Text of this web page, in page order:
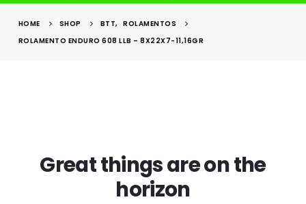
HOME SHOP BTT,
ROLAMENTOS
ROLAMENTO ENDURO 608 LLB – 8X22X7-11,16GR
Great things are on the
horizon